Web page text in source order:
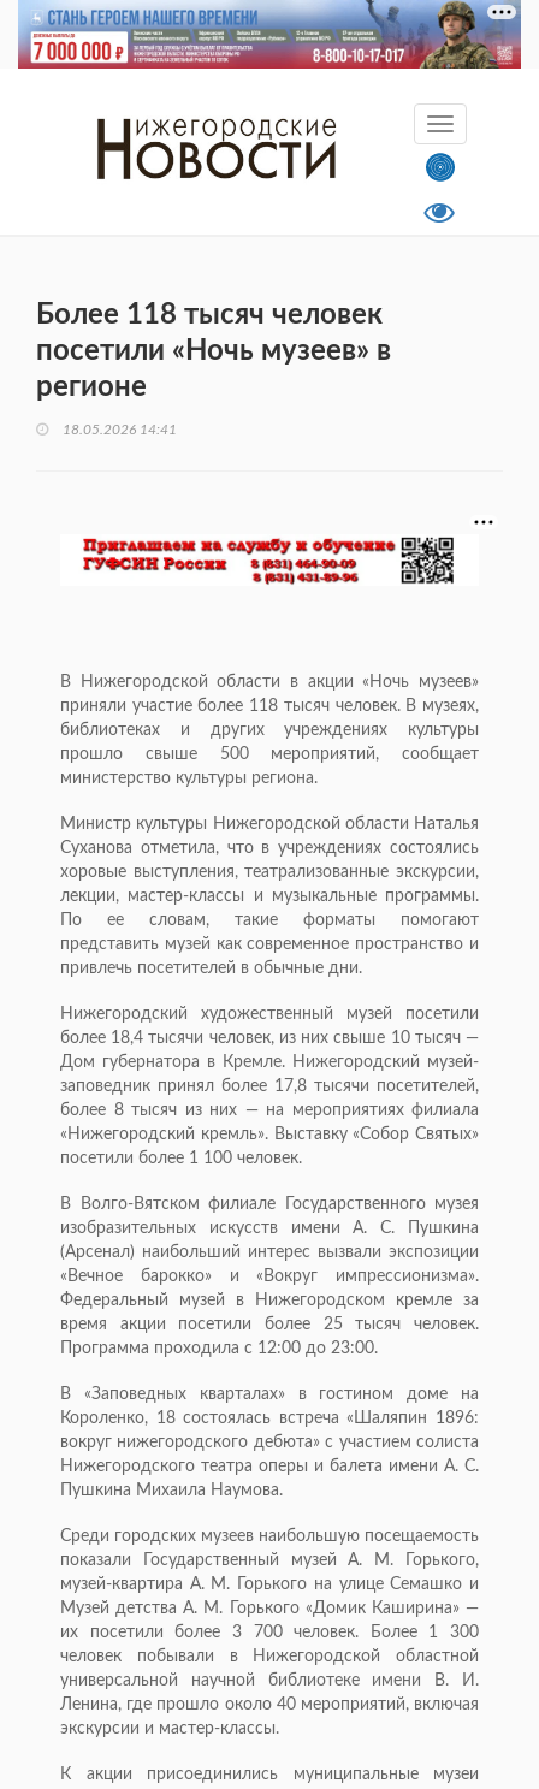
Более 118 тысяч человек
посетили «Ночь музеев» в
регионе
18.05.2026 14:41
В Нижегородской области в акции «Ночь музеев»
приняли участие более 118 тысяч человек. В музеях,
библиотеках и других учреждениях культуры
прошло свыше 500 мероприятий, сообщает
министерство культуры региона.
Министр культуры Нижегородской области Наталья
Суханова отметила, что в учреждениях состоялись
хоровые выступления, театрализованные экскурсии,
лекции, мастер-классы и музыкальные программы.
По ее словам, такие форматы помогают
представить музей как современное пространство и
привлечь посетителей в обычные дни.
Нижегородский художественный музей посетили
более 18,4 тысячи человек, из них свыше 10 тысяч —
Дом губернатора в Кремле. Нижегородский музей-
заповедник принял более 17,8 тысячи посетителей,
более 8 тысяч из них — на мероприятиях филиала
«Нижегородский кремль». Выставку «Собор Святых»
посетили более 1 100 человек.
В Волго-Вятском филиале Государственного музея
изобразительных искусств имени А. С. Пушкина
(Арсенал) наибольший интерес вызвали экспозиции
«Вечное барокко» и «Вокруг импрессионизма».
Федеральный музей в Нижегородском кремле за
время акции посетили более 25 тысяч человек.
Программа проходила с 12:00 до 23:00.
В «Заповедных кварталах» в гостином доме на
Короленко, 18 состоялась встреча «Шаляпин 1896:
вокруг нижегородского дебюта» с участием солиста
Нижегородского театра оперы и балета имени А. С.
Пушкина Михаила Наумова.
Среди городских музеев наибольшую посещаемость
показали Государственный музей А. М. Горького,
музей-квартира А. М. Горького на улице Семашко и
Музей детства А. М. Горького «Домик Каширина» —
их посетили более 3 700 человек. Более 1 300
человек побывали в Нижегородской областной
универсальной научной библиотеке имени В. И.
Ленина, где прошло около 40 мероприятий, включая
экскурсии и мастер-классы.
К акции присоединились муниципальные музеи